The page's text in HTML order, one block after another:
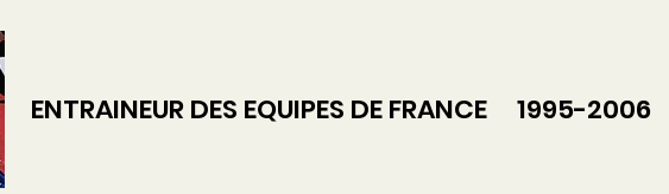
ENTRAINEUR DES EQUIPES DE FRANCE 1995-2006